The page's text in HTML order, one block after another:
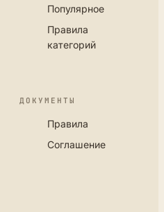
Популярное
Правила
категорий
ДОКУМЕНТЫ
Правила
Соглашение